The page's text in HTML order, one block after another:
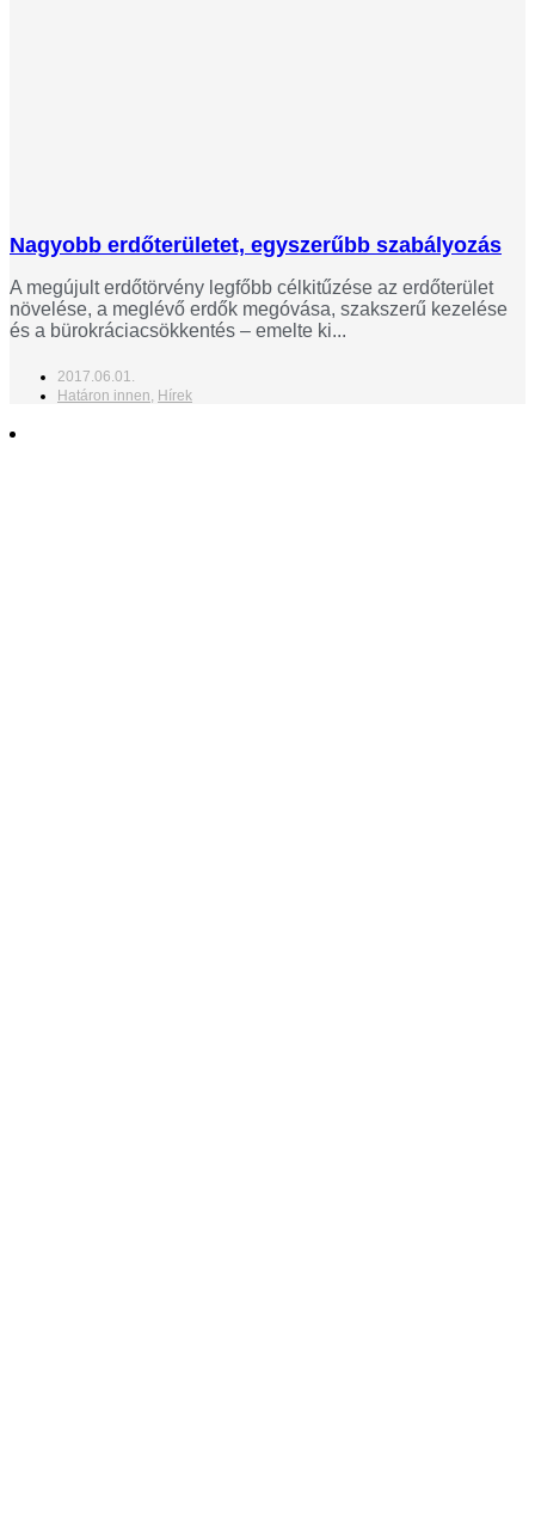
Nagyobb erdőterületet, egyszerűbb szabályozás
A megújult erdőtörvény legfőbb célkitűzése az erdőterület
növelése, a meglévő erdők megóvása, szakszerű kezelése
és a bürokráciacsökkentés – emelte ki...
2017.06.01.
Határon innen Hírek